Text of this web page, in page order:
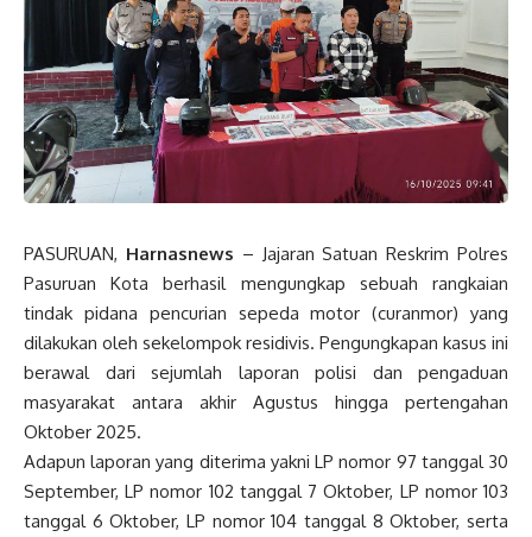
PASURUAN, Harnasnews – Jajaran Satuan Reskrim Polres
Pasuruan Kota berhasil mengungkap sebuah rangkaian
tindak pidana pencurian sepeda motor (curanmor) yang
dilakukan oleh sekelompok residivis. Pengungkapan kasus ini
berawal dari sejumlah laporan polisi dan pengaduan
masyarakat antara akhir Agustus hingga pertengahan
Oktober 2025.
Adapun laporan yang diterima yakni LP nomor 97 tanggal 30
September, LP nomor 102 tanggal 7 Oktober, LP nomor 103
tanggal 6 Oktober, LP nomor 104 tanggal 8 Oktober, serta